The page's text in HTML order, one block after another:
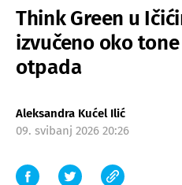
Think Green u
izvučeno oko
otpada
Aleksandra Kućel Ilić
09. svibanj 2026 20:26